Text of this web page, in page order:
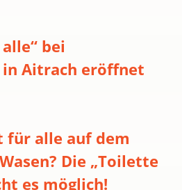
bei
Aitrach eröffnet
für alle auf dem
Die „Toilette
es möglich!